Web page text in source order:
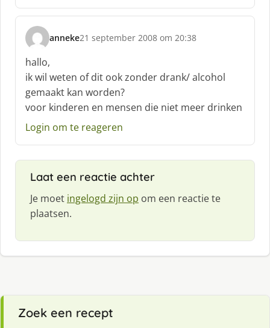
anneke
s
c
h
r
e
e
:
21 september 2008 om 20:38
hallo,
ik wil weten of dit ook zonder drank/ alcohol
gemaakt kan worden?
voor kinderen en mensen die niet meer drinken
Login om te reageren
Laat een reactie achter
Je moet ingelogd zijn op om een reactie te
plaatsen.
Zoek een recept